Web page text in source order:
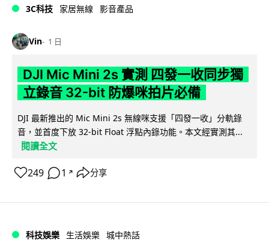
3C科技 家居無線 影音產品
Vin 1 日
DJI Mic Mini 2s 實測 四發一收同步獨
立錄音 32-bit 防爆咪拍片必備
DJI 最新推出的 Mic Mini 2s 無線咪支援「四發一收」分軌錄
音，並首度下放 32-bit Float 浮點內錄功能。本文經實測其...
閱讀全文
249 1 ↗ 分享
科技娛樂 生活娛樂 城中熱話